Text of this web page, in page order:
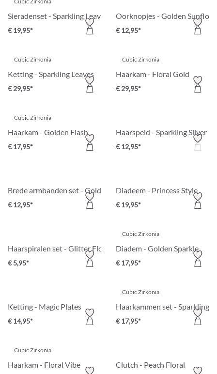
Sieradenset - Sparkling Leaves
€ 19,95*
Oorknopjes - Golden
€ 12,95*
Cubic Zirkonia
Ketting - Sparkling Leaves
€ 29,95*
Cubic Zirkonia
Haarkam - Floral Gold
€ 29,95*
Cubic Zirkonia
Haarkam - Golden Flash
€ 17,95*
Haarspeld - Sparkling Silver
€ 12,95*
Brede armbanden set - Golden Classic
€ 12,95*
Diadeem - Princess Style
€ 19,95*
Haarspiralen set - Glitter Flower
€ 5,95*
Cubic Zirkonia
Diadem - Golden Sparkle
€ 17,95*
Ketting - Magic Plates
€ 14,95*
Cubic Zirkonia
Haarkammen set - Sparkling
€ 17,95*
Cubic Zirkonia
Haarkam - Floral Vibe Clutch - Peach Floral